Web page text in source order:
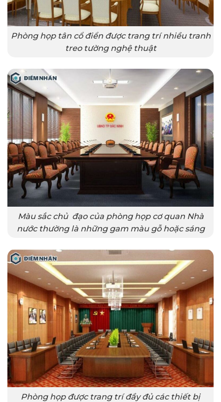
Phòng họp tân cổ điển được trang trí nhiều tranh
treo tường nghệ thuật
Màu sắc chủ đạo của phòng họp cơ quan Nhà
nước thường là những gam màu gỗ hoặc sáng
Phòng họp được trang trí đầy đủ các thiết bị